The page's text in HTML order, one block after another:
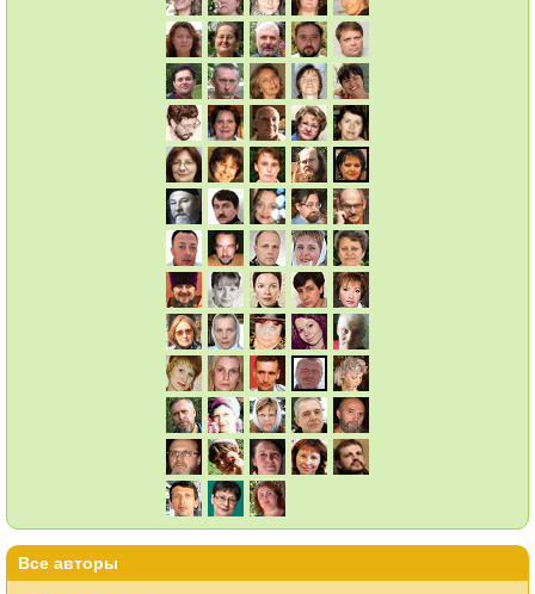
Все авторы